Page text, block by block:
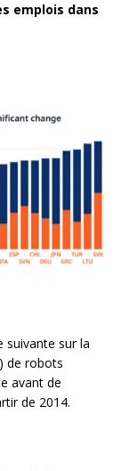
emplois dans
suivante sur la
de robots
avant de
de 2014.